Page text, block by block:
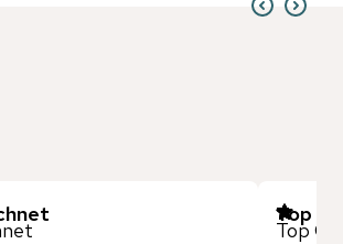
Top
Top